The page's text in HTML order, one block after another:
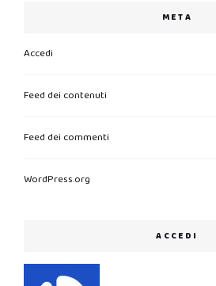
META
Accedi
Feed dei contenuti
Feed dei commenti
WordPress.org
ACCEDI